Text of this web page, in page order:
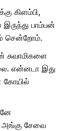
கிளம்பி,
பாம்பன்
சென்றோம்.
சுவாமிகளை
என்னடா இது
கோயில்
அங்கு சேவை